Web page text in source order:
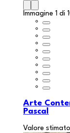
Immagine 1 di
Arte
Pascal
Valore stimato